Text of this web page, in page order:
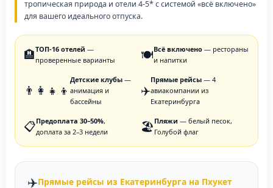
тропическая природа и отели 4-5* с системой «всё включено»
для вашего идеального отпуска.
🏨ТОП-16 отелей —
проверенные варианты
🍽️Всё включено — рестораны
и напитки
👨‍👩‍👧‍👦
Детские клубы —
анимация и
бассейны
✈️
Прямые рейсы — 4
авиакомпании из
Екатеринбурга
📋Предоплата 30–50%,
доплата за 2–3 недели
🏖️ Пляжи — белый песок,
Голубой флаг
✈️Прямые рейсы из Екатеринбурга на Пхукет